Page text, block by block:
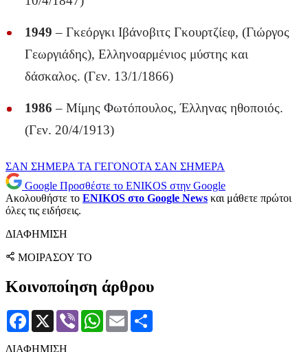
1949 – Γκεόργκι Ιβάνοβιτς Γκουρτζίεφ, (Γιώργος
Γεωργιάδης), Ελληνοαρμένιος μύστης και
δάσκαλος. (Γεν. 13/1/1866)
1986 – Μίμης Φωτόπουλος, Έλληνας ηθοποιός.
(Γεν. 20/4/1913)
ΣΑΝ ΣΗΜΕΡΑΤΑ ΓΕΓΟΝΟΤΑ ΣΑΝ ΣΗΜΕΡΑ
Google Προσθέστε το ENIKOS στην Google
Ακολουθήστε το ENIKOS στο Google News και μάθετε πρώτοι
όλες τις ειδήσεις.
ΔΙΑΦΗΜΙΣΗ
ΜΟΙΡΑΣΟΥ ΤΟ
Κοινοποίηση άρθρου
Facebook
X Viber WhatsApp
Email
ΔΙΑΦΗΜΙΣΗ